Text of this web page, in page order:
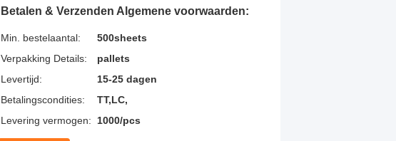
Betalen & Verzenden Algemene voorwaarden:
Min. bestelaantal:
500sheets
Verpakking Details:
pallets
Levertijd:
15-25 dagen
Betalingscondities:
TT,LC,
Levering vermogen:
1000/pcs